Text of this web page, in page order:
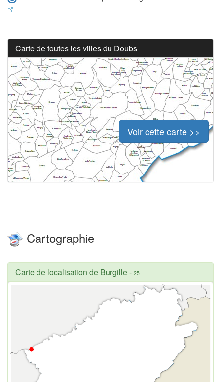
Carte de toutes les villes du Doubs
Voir cette carte >>
Cartographie
Carte de localisation de Burgille- 25